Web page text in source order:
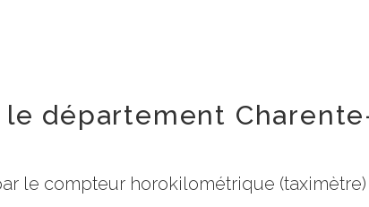
département
le compteur horokilométrique